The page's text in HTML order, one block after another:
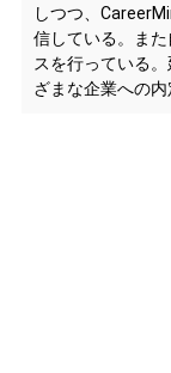
しつつ、
信している。ま
スを行っている
ざまな企業への内